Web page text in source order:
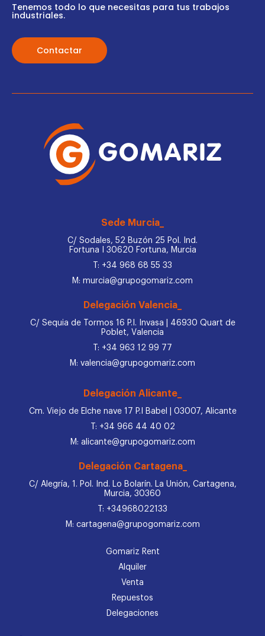
Tenemos todo lo que necesitas para tus trabajos
industriales.
Contactar
Sede Murcia_
C/ Sodales, 52 Buzón 25 Pol. Ind.
Fortuna I 30620 Fortuna, Murcia
T: +34 968 68 55 33
M: murcia@grupogomariz.com
Delegación Valencia_
C/ Sequia de Tormos 16 P.I. Invasa | 46930 Quart de
Poblet, Valencia
T: +34 963 12 99 77
M: valencia@grupogomariz.com
Delegación Alicante_
Cm. Viejo de Elche nave 17 P.I Babel | 03007, Alicante
T: +34 966 44 40 02
M: alicante@grupogomariz.com
Delegación Cartagena_
C/ Alegría, 1. Pol. Ind. Lo Bolarín. La Unión, Cartagena,
Murcia, 30360
T: +34968022133
M: cartagena@grupogomariz.com
Gomariz Rent
Alquiler
Venta
Repuestos
Delegaciones